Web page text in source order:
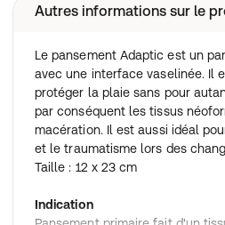
Autres informations sur le
Le pansement Adaptic est un
avec une interface vaselinée. Il
protéger la plaie sans pour
par conséquent les tissus
macération. Il est aussi idéal
et le traumatisme lors des
Taille : 12 x 23 cm
Indication